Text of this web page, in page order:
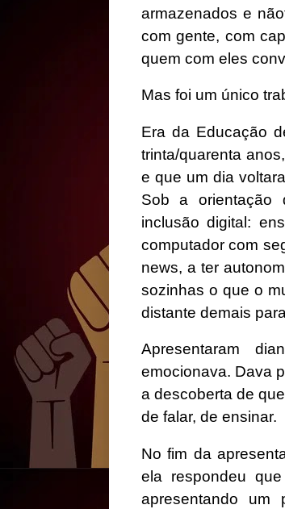
armazenados e
com gente, com
quem com eles
Mas foi um único
Era da Educação
trinta/quarenta
e que um dia
Sob a orientação
inclusão digital:
computador com
news, a ter
sozinhas o que o
distante demais
Apresentaram
emocionava. Dava
a descoberta de
de falar, de ensinar.
No fim da
ela respondeu
apresentando